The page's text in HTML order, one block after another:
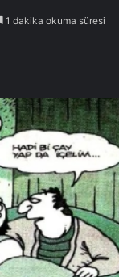
1 dakika okuma süresi